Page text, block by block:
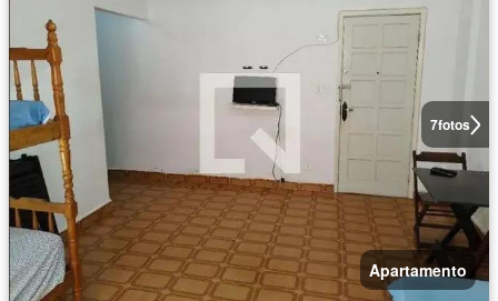
7fotos
Apartamento